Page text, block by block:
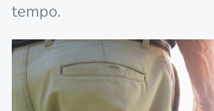
tempo.